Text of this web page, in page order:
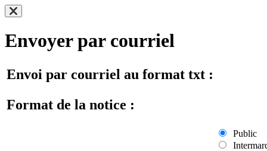
Envoyer par courriel
Envoi par courriel au format txt :
Format de la notice :
Public